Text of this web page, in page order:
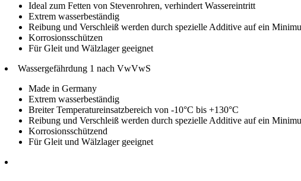
Ideal zum Fetten von Stevenrohren, verhindert Wassereintritt
Extrem wasserbeständig
Reibung und Verschleiß werden durch spezielle Additive auf ein
Korrosionsschützen
Für Gleit und Wälzlager geeignet
Wassergefährdung 1 nach VwVwS
Made in Germany
Extrem wasserbeständig
Breiter Temperatureinsatzbereich von -10°C bis +130°C
Reibung und Verschleiß werden durch spezielle Additive auf ein
Korrosionsschützend
Für Gleit und Wälzlager geeignet